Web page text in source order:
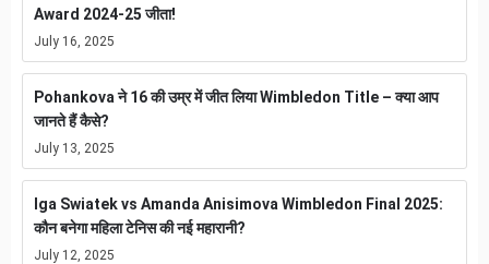
Award 2024-25 जीता!
July 16, 2025
Pohankova ने 16 की उम्र में जीत लिया Wimbledon Title – क्या आप
जानते हैं कैसे?
July 13, 2025
Iga Swiatek vs Amanda Anisimova Wimbledon Final 2025:
कौन बनेगा महिला टेनिस की नई महारानी?
July 12, 2025